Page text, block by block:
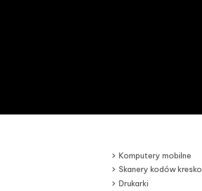
Komputery mobilne
Skanery kodów
Drukarki